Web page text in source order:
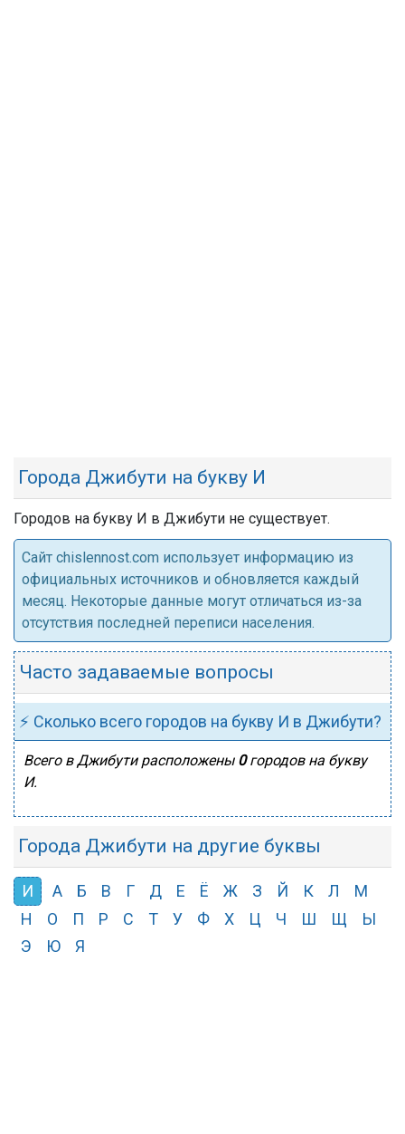
Города Джибути на букву И
Городов на букву И в Джибути не существует.
Cайт chislennost.com использует информацию из
официальных источников и обновляется каждый
месяц. Некоторые данные могут отличаться из-за
отсутствия последней переписи населения.
Часто задаваемые вопросы
⚡ Сколько всего городов на букву И в Джибути?
Всего в Джибути расположены 0городов на букву
И.
Города Джибути на другие буквы
И А Б В Г Д Е Ё Ж З Й К Л
М
Н
О П Р С Т У Ф Х Ц Ч Ш Щ
Ы
Э
Ю Я